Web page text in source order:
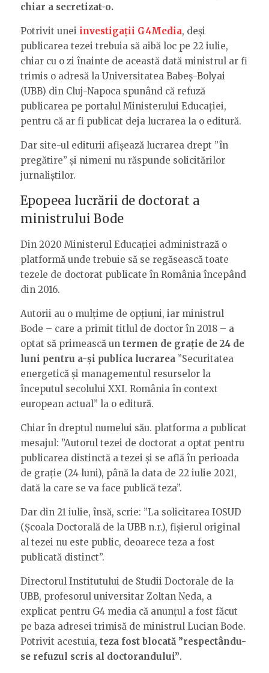
chiar a secretizat-o.
Potrivit unei investigații G4Media, deși
publicarea tezei trebuia să aibă loc pe 22 iulie,
chiar cu o zi înainte de această dată ministrul ar fi
trimis o adresă la Universitatea Babeș-Bolyai
(UBB) din Cluj-Napoca spunând că refuză
publicarea pe portalul Ministerului Educației,
pentru că ar fi publicat deja lucrarea la o editură.
Dar site-ul editurii afișează lucrarea drept ”în
pregătire” și nimeni nu răspunde solicitărilor
jurnaliștilor.
Epopeea lucrării de doctorat a
ministrului Bode
Din 2020 Ministerul Educației administrază o
platformă unde trebuie să se regăsească toate
tezele de doctorat publicate în România începând
din 2016.
Autorii au o mulțime de opțiuni, iar ministrul
Bode – care a primit titlul de doctor în 2018 – a
optat să primească un termen de grație de 24 de
luni pentru a-și publica lucrarea ”Securitatea
energetică și managementul resurselor la
începutul secolului XXI. România în context
european actual” la o editură.
Chiar în dreptul numelui său. platforma a publicat
mesajul: ”Autorul tezei de doctorat a optat pentru
publicarea distinctă a tezei și se află în perioada
de grație (24 luni), până la data de 22 iulie 2021,
dată la care se va face publică teza”.
Dar din 21 iulie, însă, scrie: ”La solicitarea IOSUD
(Școala Doctorală de la UBB n.r.), fișierul original
al tezei nu este public, deoarece teza a fost
publicată distinct”.
Directorul Institutului de Studii Doctorale de la
UBB, profesorul universitar Zoltan Neda, a
explicat pentru G4 media că anunțul a fost făcut
pe baza adresei trimisă de ministrul Lucian Bode.
Potrivit acestuia, teza fost blocată ”respectându-
se refuzul scris al doctorandului”.